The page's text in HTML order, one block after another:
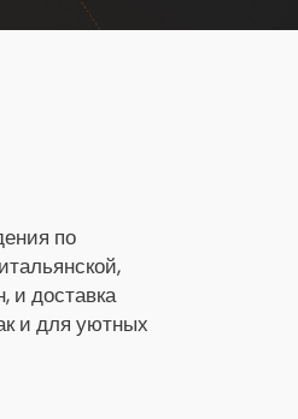
по
и доставка
и для уютных